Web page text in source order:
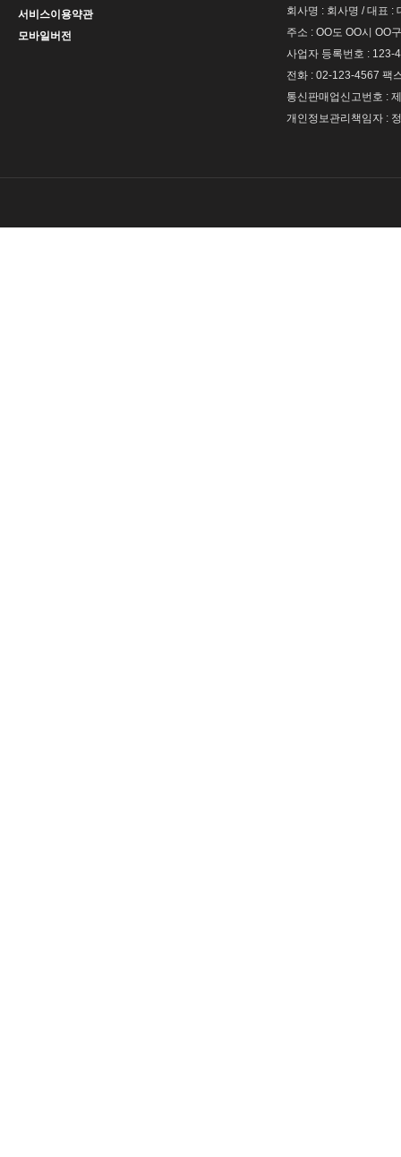
서비스이용약관
모바일버전
회사명 : 회사명 / 대표 :
주소 : OO도 OO시 OO
사업자 등록번호 : 123-
전화 : 02-123-4567 팩
통신판매업신고번호 :
개인정보관리책임자 :